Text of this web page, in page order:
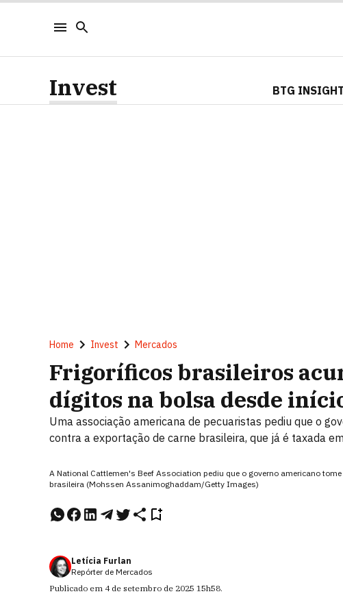
Invest BTG
Home Invest Mercados
Frigoríficos brasileiros
dígitos na bolsa desde
Uma associação americana de pecuaristas pediu que o
contra a exportação de carne brasileira, que já é taxada
A National Cattlemen's Beef Association pediu que o governo americano
brasileira (Mohssen Assanimoghaddam/Getty Images)
Letícia Furlan
Repórter de Mercados
Publicado em 4 de setembro de 2025 15h58.